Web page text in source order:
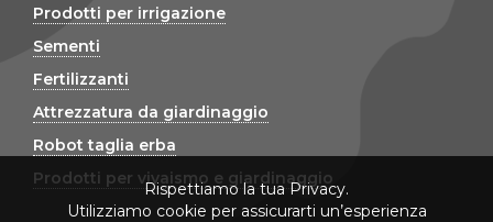
Prodotti per irrigazione
Sementi
Fertilizzanti
Attrezzatura da giardinaggio
Robot taglia erba
Prodotti per vivaismo e giardinaggio
Rispettiamo la tua Privacy.
Utilizziamo cookie per assicurarti un’esperienza